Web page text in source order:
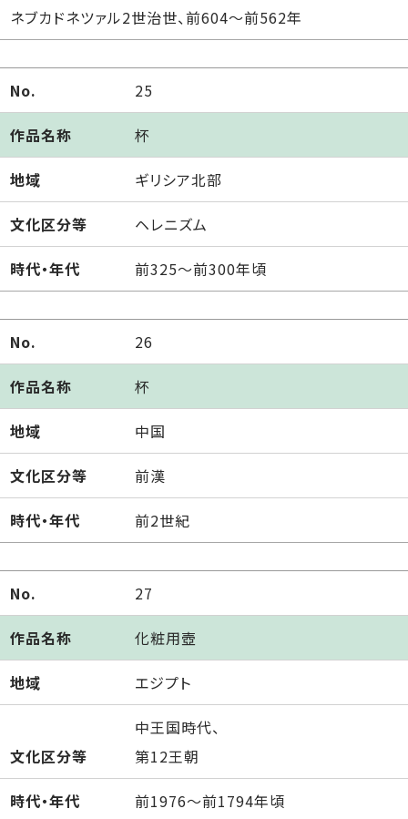
ネブカドネツァル2世治世、前604～前562年
No. 25
作品名称 杯
地域 ギリシア北部
文化区分等 ヘレニズム
時代・年代 前325～前300年頃
No. 26
作品名称 杯
地域 中国
文化区分等 前漢
時代・年代 前2世紀
No. 27
作品名称 化粧用壺
地域 エジプト
文化区分等
中王国時代、
第12王朝
時代・年代 前1976～前1794年頃